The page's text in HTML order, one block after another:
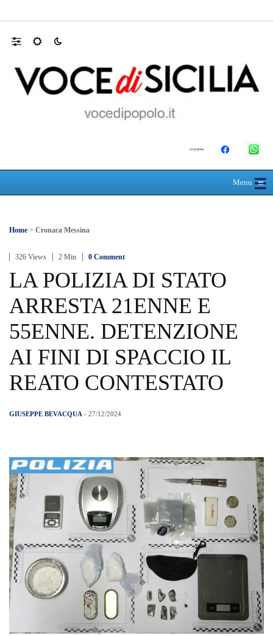
Menu≡
☰
Home > Cronaca Messina
326 Views 2 Min 0 Comment
LA POLIZIA DI STATO
ARRESTA 21ENNE E
55ENNE. DETENZIONE
AI FINI DI SPACCIO IL
REATO CONTESTATO
GIUSEPPE BEVACQUA - 27/12/2024